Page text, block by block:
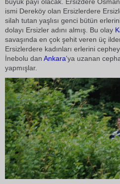
ismi Dereköy olan Ersizlerdere
silah tutan yaşlısı genci bütün
dolayı Ersizler adını almış. Bu olay
savaşında en çok şehit veren üç
Ersizlerdere kadınları erlerini
İnebolu dan Ankara'ya uzanan
yapmışlar.